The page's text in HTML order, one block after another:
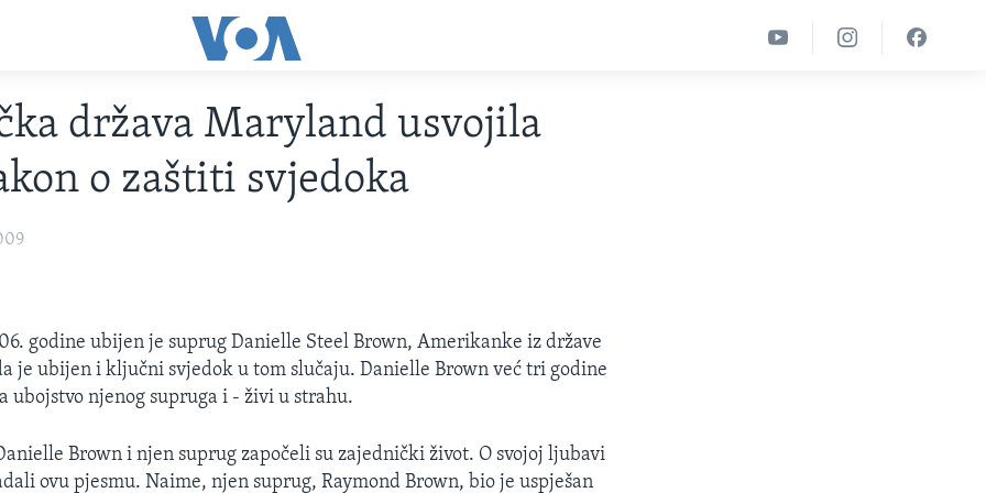
država Maryland usvojila
o zaštiti svjedoka
godine ubijen je suprug Danielle Steel Brown, Amerikanke iz države
je ubijen i ključni svjedok u tom slučaju. Danielle Brown već tri godine
ubojstvo njenog supruga i - živi u strahu.
Brown i njen suprug započeli su zajednički život. O svojoj ljubavi
ovu pjesmu. Naime, njen suprug, Raymond Brown, bio je uspješan